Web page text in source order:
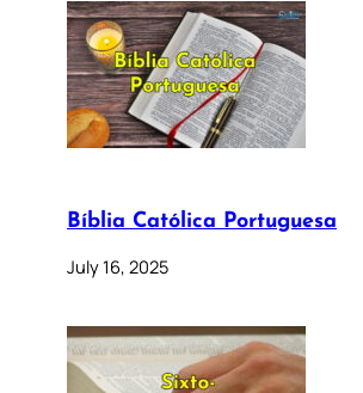
Bíblia Católica Portuguesa
July 16, 2025